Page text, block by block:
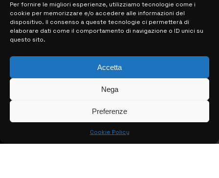
Per fornire le migliori esperienze, utilizziamo tecnologie come i
cookie per memorizzare e/o accedere alle informazioni del
dispositivo. Il consenso a queste tecnologie ci permetterà di
elaborare dati come il comportamento di navigazione o ID unici su
questo sito.
Accetta
Nega
Preferenze
Cookie Policy
MAPPA DEL SITO
> NOTIZIE